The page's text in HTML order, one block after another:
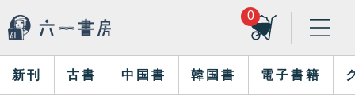
0
新刊 古書 中国書 韓国書 電子書籍